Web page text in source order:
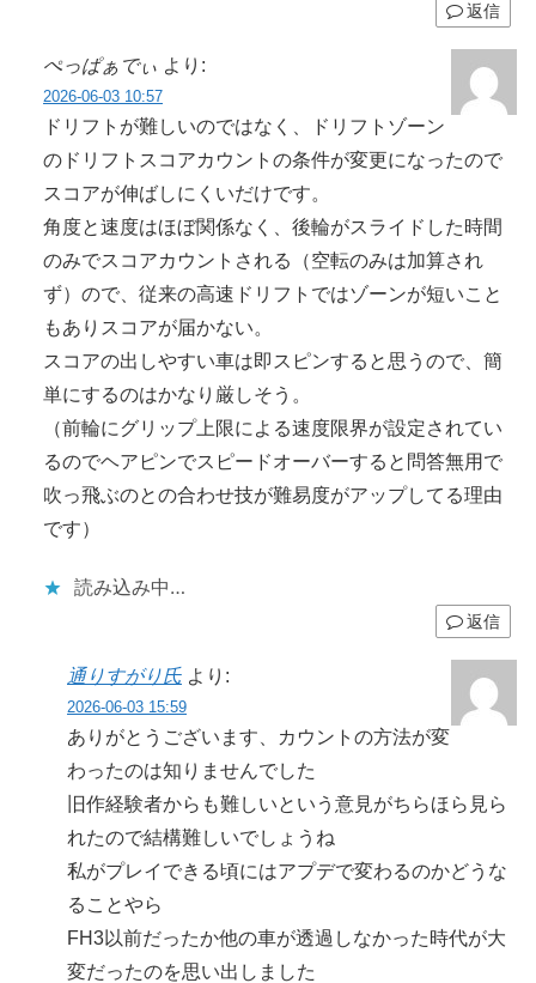
返信
ぺっぱぁでぃ より:
2026-06-03 10:57
ドリフトが難しいのではなく、ドリフトゾーン
のドリフトスコアカウントの条件が変更になったので
スコアが伸ばしにくいだけです。
角度と速度はほぼ関係なく、後輪がスライドした時間
のみでスコアカウントされる（空転のみは加算され
ず）ので、従来の高速ドリフトではゾーンが短いこと
もありスコアが届かない。
スコアの出しやすい車は即スピンすると思うので、簡
単にするのはかなり厳しそう。
（前輪にグリップ上限による速度限界が設定されてい
るのでヘアピンでスピードオーバーすると問答無用で
吹っ飛ぶのとの合わせ技が難易度がアップしてる理由
です）
読み込み中…
返信
通りすがり氏 より:
2026-06-03 15:59
ありがとうございます、カウントの方法が変
わったのは知りませんでした
旧作経験者からも難しいという意見がちらほら見ら
れたので結構難しいでしょうね
私がプレイできる頃にはアプデで変わるのかどうな
ることやら
FH3以前だったか他の車が透過しなかった時代が大
変だったのを思い出しました